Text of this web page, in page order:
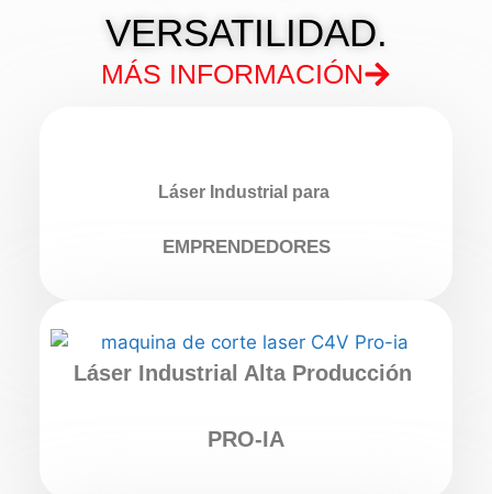
VERSATILIDAD.
MÁS INFORMACIÓN
Láser Industrial para
EMPRENDEDORES
Láser Industrial Alta Producción
PRO-IA